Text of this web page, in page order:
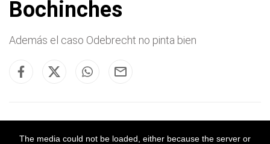
Bochinches
Además el caso Odebrecht no pinta bien
The media could not be loaded, either because the server or